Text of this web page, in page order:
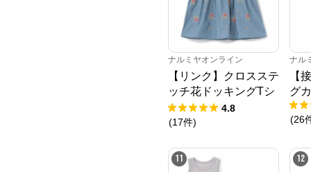
ナルミヤオンライン
【リンク】クロスステ
ッチ花ドッキングTシ
ャツ
4.8
(17件)
ナル
【
グ
(26
11 12